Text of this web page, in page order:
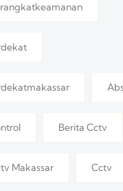
Berita Cctv
Makassar Cctv